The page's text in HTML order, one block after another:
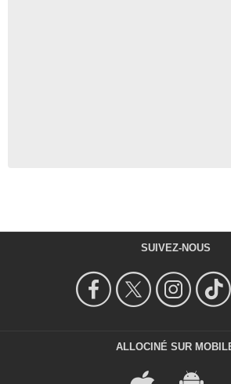
SUIVEZ-NOUS
ALLOCINÉ SUR